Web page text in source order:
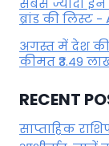
सबसे ज्यादा इन
ब्रांड की लिस्ट -
अगस्त में देश
कीमत ₹3.49
RECENT
साप्ताहिक